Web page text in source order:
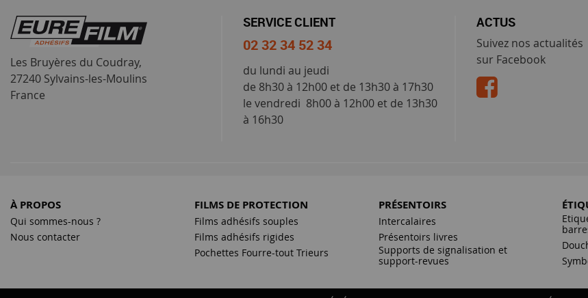
Les Bruyères du Coudray,
27240 Sylvains-les-Moulins
France
SERVICE CLIENT
02 32 34 52 34
du lundi au jeudi
de 8h30 à 12h00 et de 13h30 à 17h30
le vendredi 8h00 à 12h00 et de 13h30
à 16h30
ACTUS
Suivez nos actualités
sur Facebook
À PROPOS
Qui sommes-nous ?
Nous contacter
FILMS DE PROTECTION
Films adhésifs souples
Films adhésifs rigides
Pochettes Fourre-tout Trieurs
PRÉSENTOIRS
Intercalaires
Présentoirs livres
Supports de signalisation et
support-revues